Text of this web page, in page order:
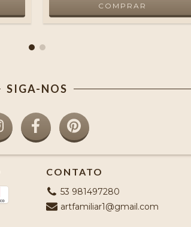
SIGA-NOS
CONTATO
53 981497280
artfamiliar1@gmail.com